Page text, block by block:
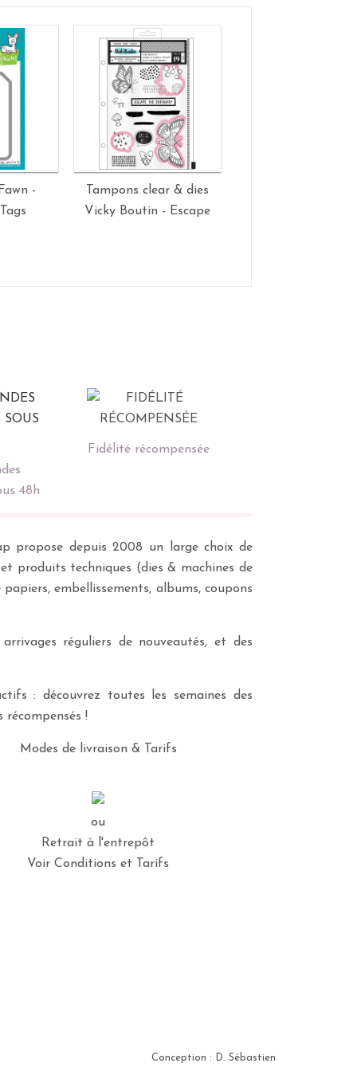
-
Tampons clear & dies
Vicky Boutin - Escape
48h
Fidélité récompensée
propose depuis 2008 un large choix de
produits techniques (dies & machines de
embellissements, albums, coupons
réguliers de nouveautés, et des
: découvrez toutes les semaines des
!
Modes de livraison & Tarifs
ou
Retrait à l'entrepôt
Voir Conditions et Tarifs
Conception : D. Sébastien